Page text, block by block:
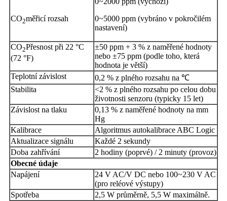
CO2měřicí rozsah
0~5000 ppm (vybráno v pokročilém
nastavení)
CO2Přesnost při 22 °C
(72 °F)
±50 ppm + 3 % z naměřené hodnoty
nebo ±75 ppm (podle toho, která
hodnota je větší)
Teplotní závislost
0,2 % z plného rozsahu na ℃
Stabilita
<2 % z plného rozsahu po celou dobu
životnosti senzoru (typicky 15 let)
Závislost na tlaku
0,13 % z naměřené hodnoty na mm
Hg
Kalibrace
Algoritmus autokalibrace ABC Logic
Aktualizace signálu
Každé 2 sekundy
Doba zahřívání
2 hodiny (poprvé) / 2 minuty (provoz)
Obecné údaje
Napájení
24 V AC/V DC nebo 100~230 V AC
(pro reléové výstupy)
Spotřeba
2,5 W průměrně, 5,5 W maximálně.